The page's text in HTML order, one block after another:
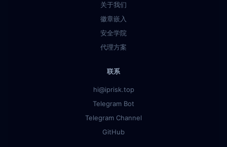
关于我们
徽章嵌入
安全学院
代理方案
联系
hi@iprisk.top
Telegram Bot
Telegram Channel
GitHub